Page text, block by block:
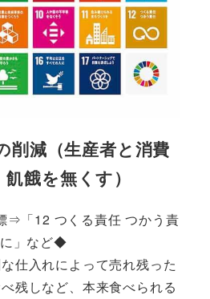
減（生産者と消費
餓を無くす）
⇒「12 つくる責任 つかう責
」など◆
仕入れによって売れ残った
残しなど、本来食べられる